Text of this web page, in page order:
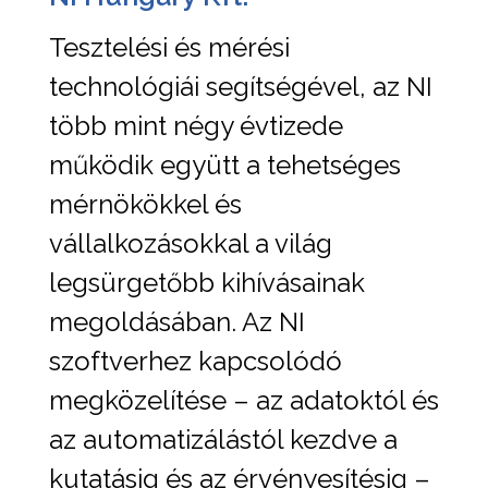
Tesztelési és mérési
technológiái segítségével, az NI
több mint négy évtizede
működik együtt a tehetséges
mérnökökkel és
vállalkozásokkal a világ
legsürgetőbb kihívásainak
megoldásában. Az NI
szoftverhez kapcsolódó
megközelítése – az adatoktól és
az automatizálástól kezdve a
kutatásig és az érvényesítésig –